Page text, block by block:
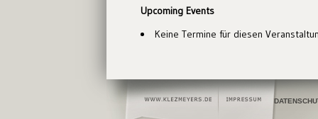
Upcoming Events
Keine Termine für diesen